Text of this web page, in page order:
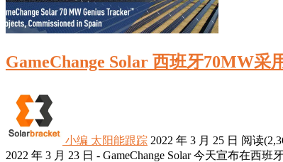
GameChange Solar 西班牙70MW
小编 太阳能跟踪 2022 年 3 月 25 日 阅读
2022 年 3 月 23 日 - GameChange Solar 今天宣布在西